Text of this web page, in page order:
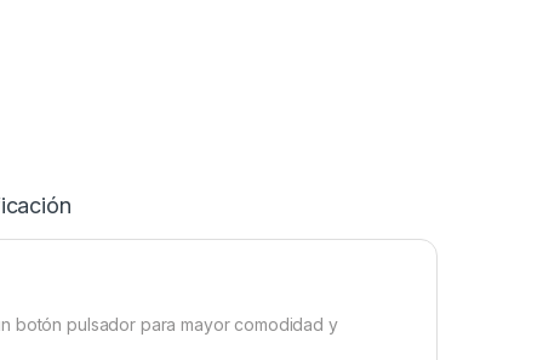
botón pulsador para mayor comodidad y